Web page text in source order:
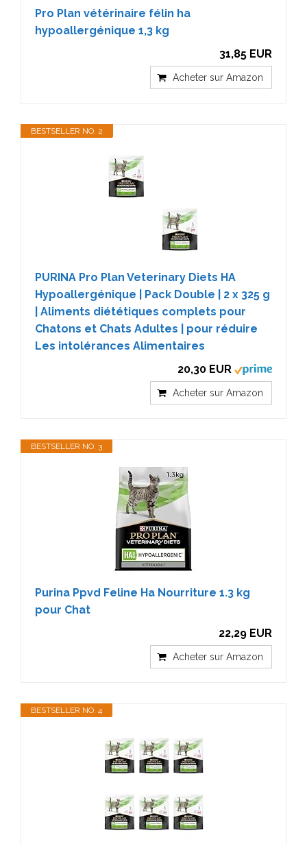
Pro Plan vétérinaire félin ha
hypoallergénique 1,3 kg
31,85 EUR
Acheter sur Amazon
BESTSELLER NO. 2
PURINA Pro Plan Veterinary Diets HA
Hypoallergénique | Pack Double | 2 x 325 g
| Aliments diététiques complets pour
Chatons et Chats Adultes | pour réduire
Les intolérances Alimentaires
20,30 EUR
Acheter sur Amazon
BESTSELLER NO. 3
Purina Ppvd Feline Ha Nourriture 1.3 kg
pour Chat
22,29 EUR
Acheter sur Amazon
BESTSELLER NO. 4